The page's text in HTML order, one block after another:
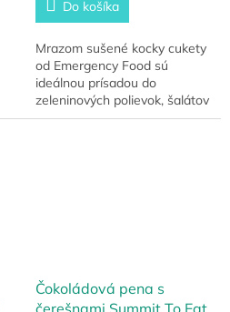
Do košíka
Mrazom sušené kocky cukety
od Emergency Food sú
ideálnou prísadou do
zeleninových polievok, šalátov
či ako príloha k dusenému
Čokoládová pena s